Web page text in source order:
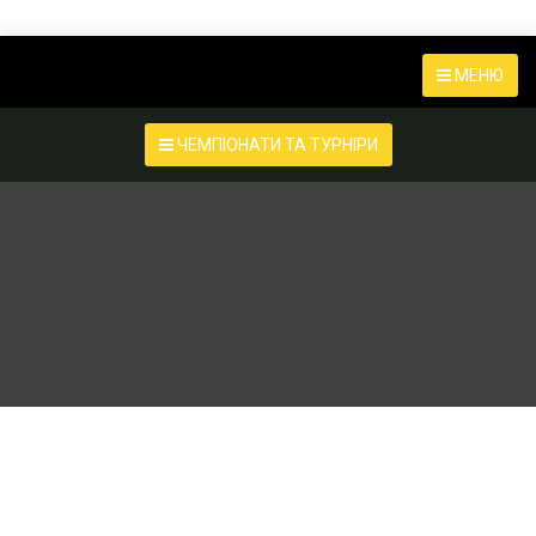
МЕНЮ
ЧЕМПІОНАТИ ТА ТУРНІРИ